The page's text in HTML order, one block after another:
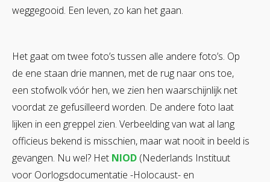
weggegooid. Een leven, zo kan het gaan.
Het gaat om twee foto’s tussen alle andere foto’s. Op
de ene staan drie mannen, met de rug naar ons toe,
een stofwolk vóór hen, we zien hen waarschijnlijk net
voordat ze gefusilleerd worden. De andere foto laat
lijken in een greppel zien. Verbeelding van wat al lang
officieus bekend is misschien, maar wat nooit in beeld is
gevangen. Nu wel? Het NIOD (Nederlands Instituut
voor Oorlogsdocumentatie -Holocaust- en